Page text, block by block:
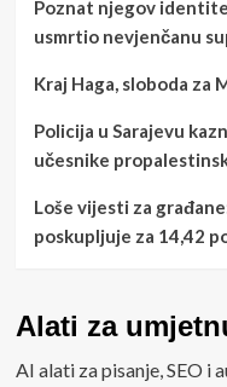
Poznat njegov
usmrtio nevjenčanu
Kraj Haga, sloboda za
Policija u Sarajevu
učesnike
Loše vijesti za
poskupljuje za 14,42
Alati za
AI alati za pisanje, SEO i